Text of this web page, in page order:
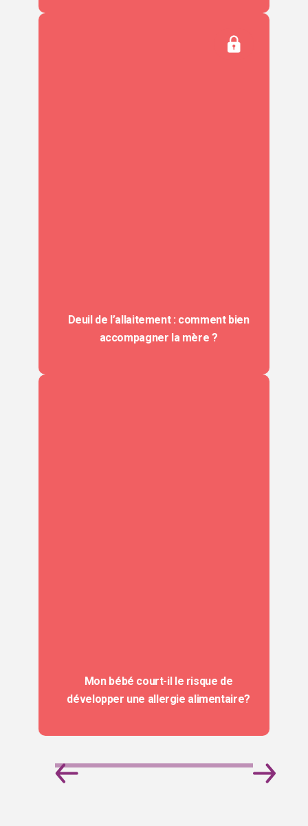
Deuil de l’allaitement : comment bien
accompagner la mère ?
Mon bébé court-il le risque de
développer une allergie alimentaire?